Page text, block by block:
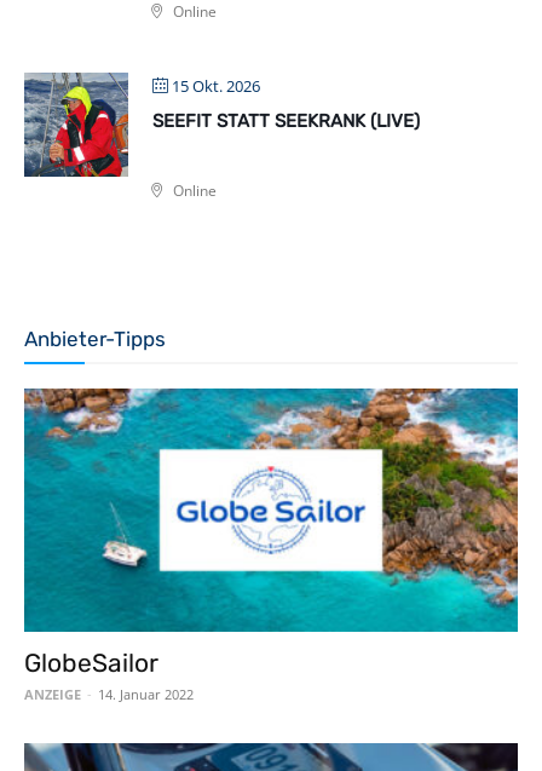
Online
15 Okt. 2026
SEEFIT STATT SEEKRANK (LIVE)
Online
Anbieter-Tipps
GlobeSailor
ANZEIGE - 14. Januar 2022